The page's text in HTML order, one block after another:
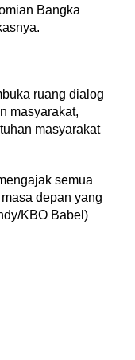
Bangka
ruang dialog
masyarakat,
masyarakat
semua
depan yang
KBO Babel)